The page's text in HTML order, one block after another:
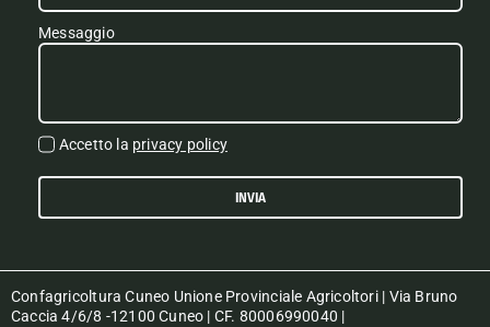
Messaggio
Accetto la privacy policy
INVIA
Confagricoltura Cuneo Unione Provinciale Agricoltori | Via Bruno
Caccia 4/6/8 -12100 Cuneo | CF. 80006990040 |